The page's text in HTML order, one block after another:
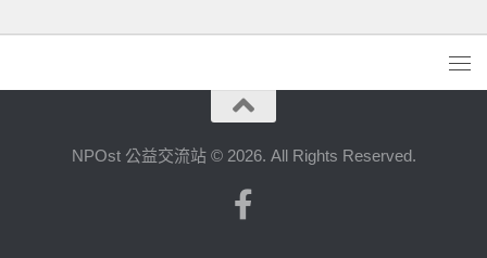
NPOst 公益交流站 © 2026. All Rights Reserved.